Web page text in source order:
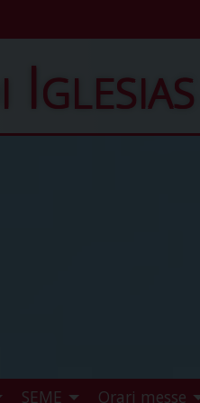
Iglesias
SEME Orari messe